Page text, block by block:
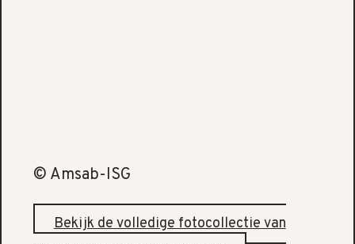
© Amsab-ISG
Bekijk de volledige fotocollectie van